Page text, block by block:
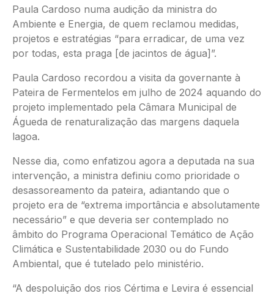
Paula Cardoso numa audição da ministra do
Ambiente e Energia, de quem reclamou medidas,
projetos e estratégias “para erradicar, de uma vez
por todas, esta praga [de jacintos de água]”.
Paula Cardoso recordou a visita da governante à
Pateira de Fermentelos em julho de 2024 aquando do
projeto implementado pela Câmara Municipal de
Águeda de renaturalização das margens daquela
lagoa.
Nesse dia, como enfatizou agora a deputada na sua
intervenção, a ministra definiu como prioridade o
desassoreamento da pateira, adiantando que o
projeto era de “extrema importância e absolutamente
necessário” e que deveria ser contemplado no
âmbito do Programa Operacional Temático de Ação
Climática e Sustentabilidade 2030 ou do Fundo
Ambiental, que é tutelado pelo ministério.
“A despoluição dos rios Cértima e Levira é essencial